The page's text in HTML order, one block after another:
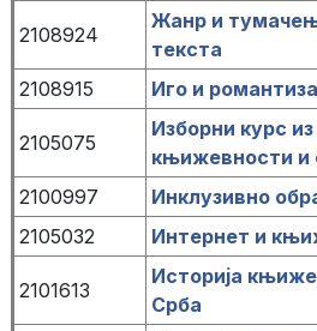
2108924
Жанр и
текста
2108915
Иго и
2105075
Изборни курс
књижевности и
2100997
Инклузивно
2105032
Интернет и
2101613
Историја
Срба